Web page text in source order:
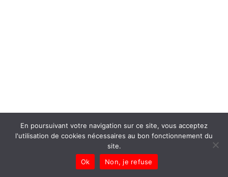
En poursuivant votre navigation sur ce site, vous acceptez
l'utilisation de cookies nécessaires au bon fonctionnement du
site.
Ok
Non, je refuse